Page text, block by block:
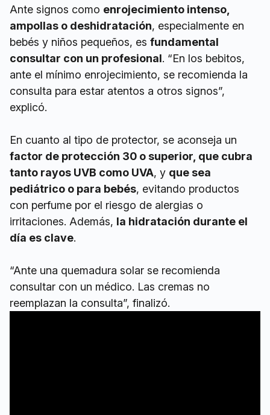
Ante signos como enrojecimiento intenso,
ampollas o deshidratación, especialmente en
bebés y niños pequeños, es fundamental
consultar con un profesional. “En los bebitos,
ante el mínimo enrojecimiento, se recomienda la
consulta para estar atentos a otros signos”,
explicó.
En cuanto al tipo de protector, se aconseja un
factor de protección 30 o superior, que cubra
tanto rayos UVB como UVA, y que sea
pediátrico o para bebés, evitando productos
con perfume por el riesgo de alergias o
irritaciones. Además, la hidratación durante el
día es clave.
“Ante una quemadura solar se recomienda
consultar con un médico. Las cremas no
reemplazan la consulta”, finalizó.